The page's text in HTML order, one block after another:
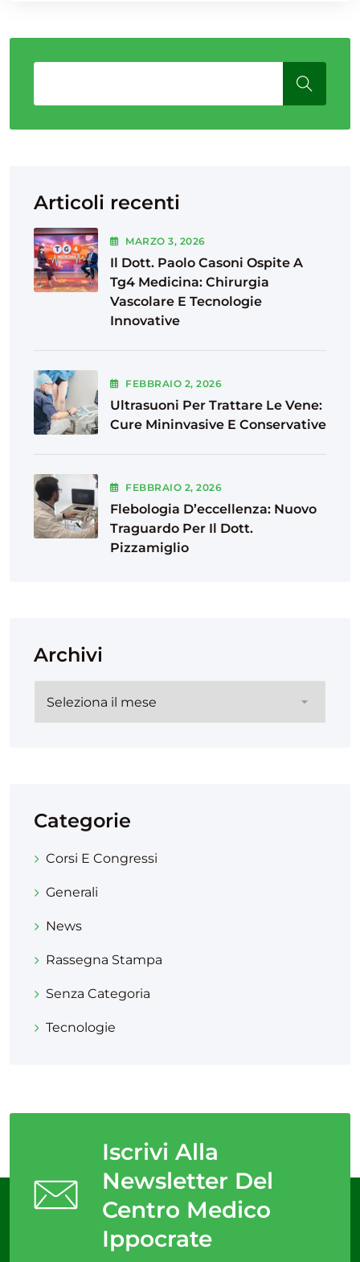
Articoli recenti
MARZO3, 2026
Il Dott. Paolo Casoni Ospite A
Tg4 Medicina: Chirurgia
Vascolare E Tecnologie
Innovative
FEBBRAIO 2, 2026
Ultrasuoni Per Trattare Le Vene:
Cure Mininvasive E Conservative
FEBBRAIO 2, 2026
Flebologia D’eccellenza: Nuovo
Traguardo Per Il Dott.
Pizzamiglio
Archivi
Categorie
Corsi E Congressi
Generali
News
Rassegna Stampa
Senza Categoria
Tecnologie
Iscrivi Alla
Newsletter Del
Centro Medico
Ippocrate